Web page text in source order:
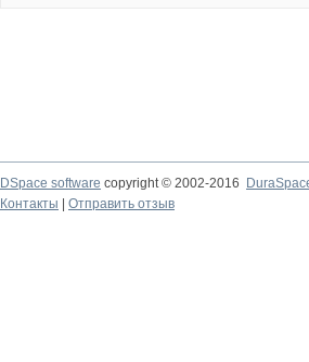
DSpace software copyright © 2002-2016
Контакты
Отправить отзыв